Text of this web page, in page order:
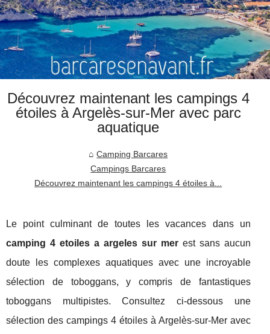
Découvrez maintenant les campings 4
étoiles à Argelès-sur-Mer avec parc
aquatique
Camping Barcares
Campings Barcares
Découvrez maintenant les campings 4 étoiles à...
Le point culminant de toutes les vacances dans un
camping 4 etoiles a argeles sur merest sans aucun
doute les complexes aquatiques avec une incroyable
sélection de toboggans, y compris de fantastiques
toboggans multipistes. Consultez ci-dessous une
sélection des campings 4 étoiles à Argelès-sur-Mer avec